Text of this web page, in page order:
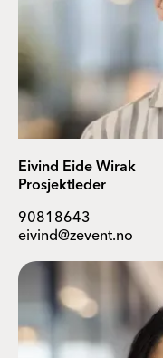
Eivind Eide Wirak
Prosjektleder
90818643
eivind@zevent.no